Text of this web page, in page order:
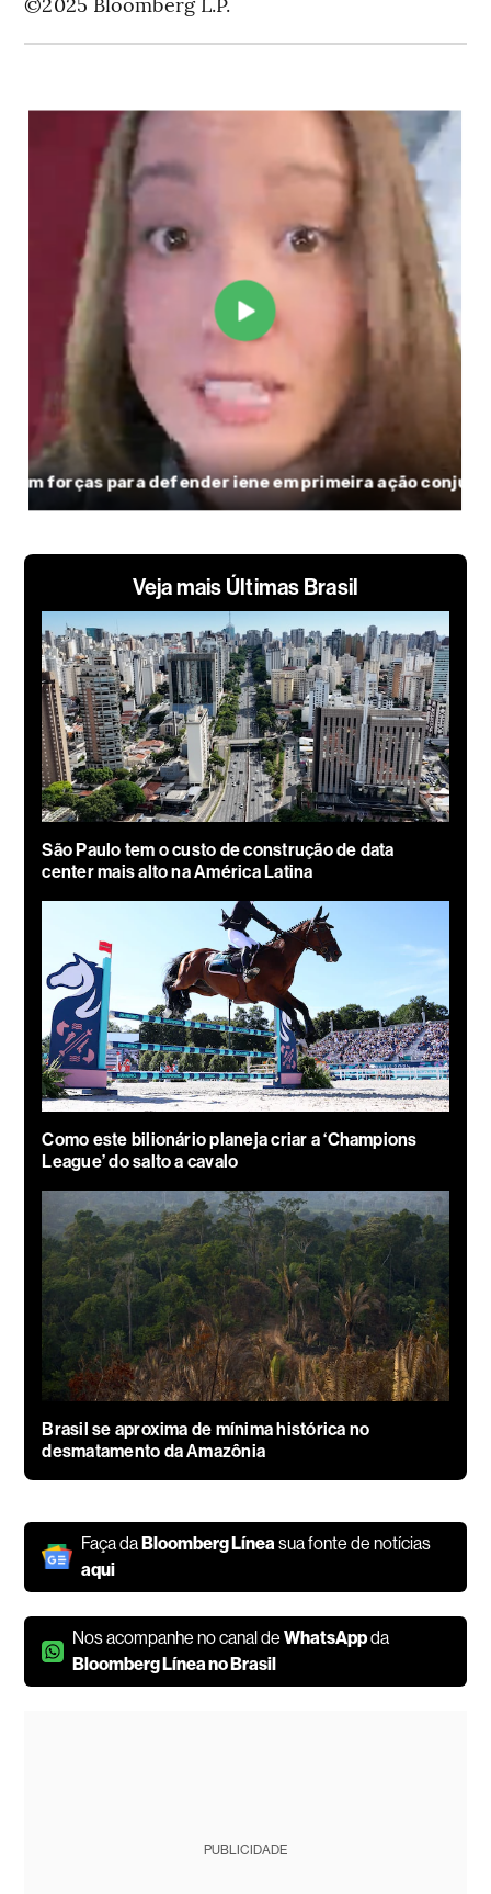
Veja mais Últimas Brasil
São Paulo tem o custo de construção de data
center mais alto na América Latina
Como este bilionário planeja criar a ‘Champions
League’ do salto a cavalo
Brasil se aproxima de mínima histórica no
desmatamento da Amazônia
Faça daBloomberg Línea sua fonte de notícias
aqui
Nos acompanhe no canal deWhatsAppda
Bloomberg Línea no Brasil
PUBLICIDADE